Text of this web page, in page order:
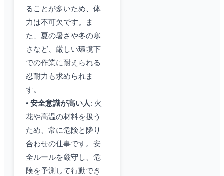
ることが多いため、体
力は不可欠です。ま
た、夏の暑さや冬の寒
さなど、厳しい環境下
での作業に耐えられる
忍耐力も求められま
す。
• 安全意識が高い人: 火
花や高温の材料を扱う
ため、常に危険と隣り
合わせの仕事です。安
全ルールを厳守し、危
険を予測して行動でき